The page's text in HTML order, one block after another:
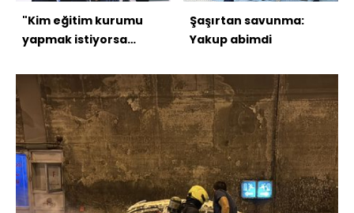
"Kim eğitim kurumu
yapmak istiyorsa
zorundadır"
Şaşırtan savunma:
Yakup abimdi